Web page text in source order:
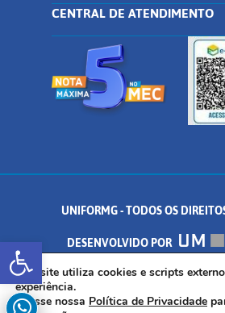
Abrir a barra de
CENTRAL DE ATENDIMENTO
UNIFORMG - TODOS OS
DESENVOLVIDO POR
AV. DR. ARNALDO DE SENNA, 328 -
35.574.530
Este site utiliza cookies e scripts
experiência.
Acesse nossa Política de Privacidade